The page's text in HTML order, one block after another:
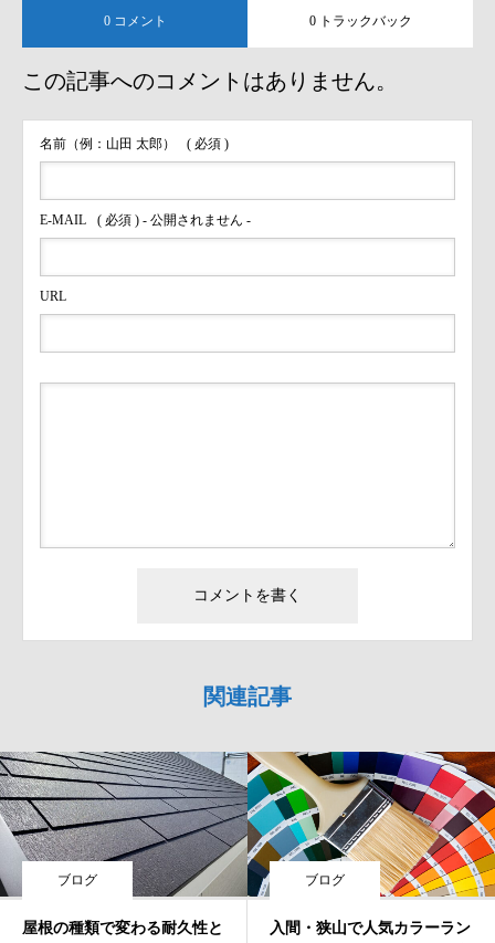
0 コメント 0 トラックバック
この記事へのコメントはありません。
名前（例：山田 太郎） ( 必須 )
E-MAIL ( 必須 ) - 公開されません -
URL
関連記事
ブログ
屋根の種類で変わる耐久性と
ブログ
入間・狭山で人気カラーラン